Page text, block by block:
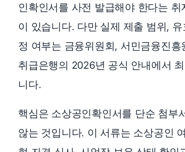
인확인서를 사전 발급해야 한다는 취
이 있습니다. 다만 실제 제출 범위,
정 여부는 금융위원회, 서민금융진흥
취급은행의 2026년 공식 안내에서
니다.
핵심은 소상공인확인서를 단순 첨부
않는 것입니다. 이 서류는 소상공인